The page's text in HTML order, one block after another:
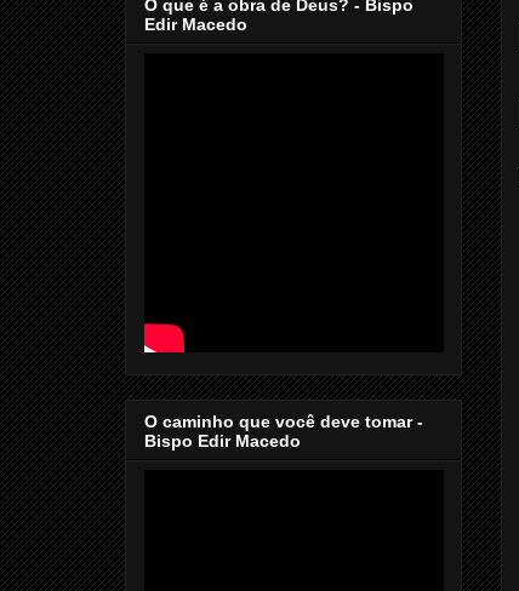
O que é a obra de Deus? - Bispo
Edir Macedo
O caminho que você deve tomar -
Bispo Edir Macedo